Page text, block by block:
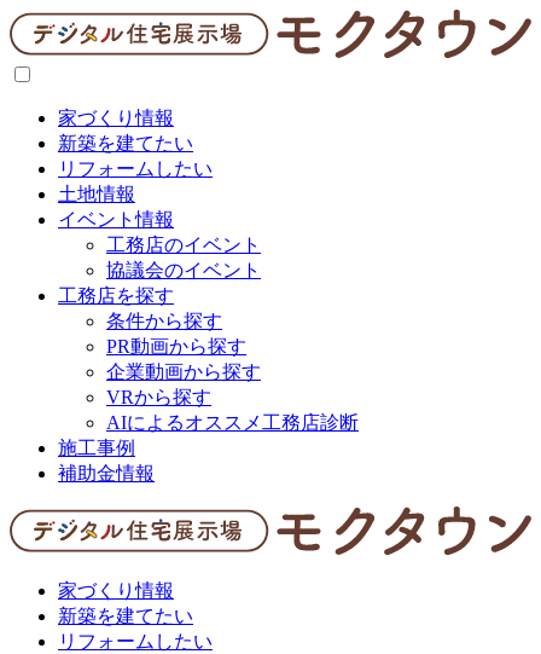
家づくり情報
新築を建てたい
リフォームしたい
土地情報
イベント情報
工務店のイベント
協議会のイベント
工務店を探す
条件から探す
PR動画から探す
企業動画から探す
VRから探す
AIによるオススメ工務店診断
施工事例
補助金情報
家づくり情報
新築を建てたい
リフォームしたい